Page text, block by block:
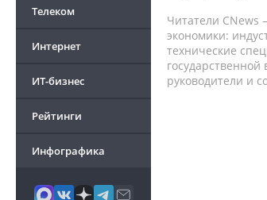
Телеком
Интернет
ИТ-бизнес
Рейтинги
Инфографика
Читатели CNews
экономики:
технические
руководители и